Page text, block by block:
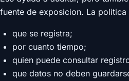
fuente de exposicion. La
que se registra;
por cuanto tiempo;
quien puede consultar
que datos no deben